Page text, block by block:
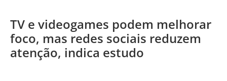
TV e videogames podem melhorar
foco, mas redes sociais reduzem
atenção, indica estudo